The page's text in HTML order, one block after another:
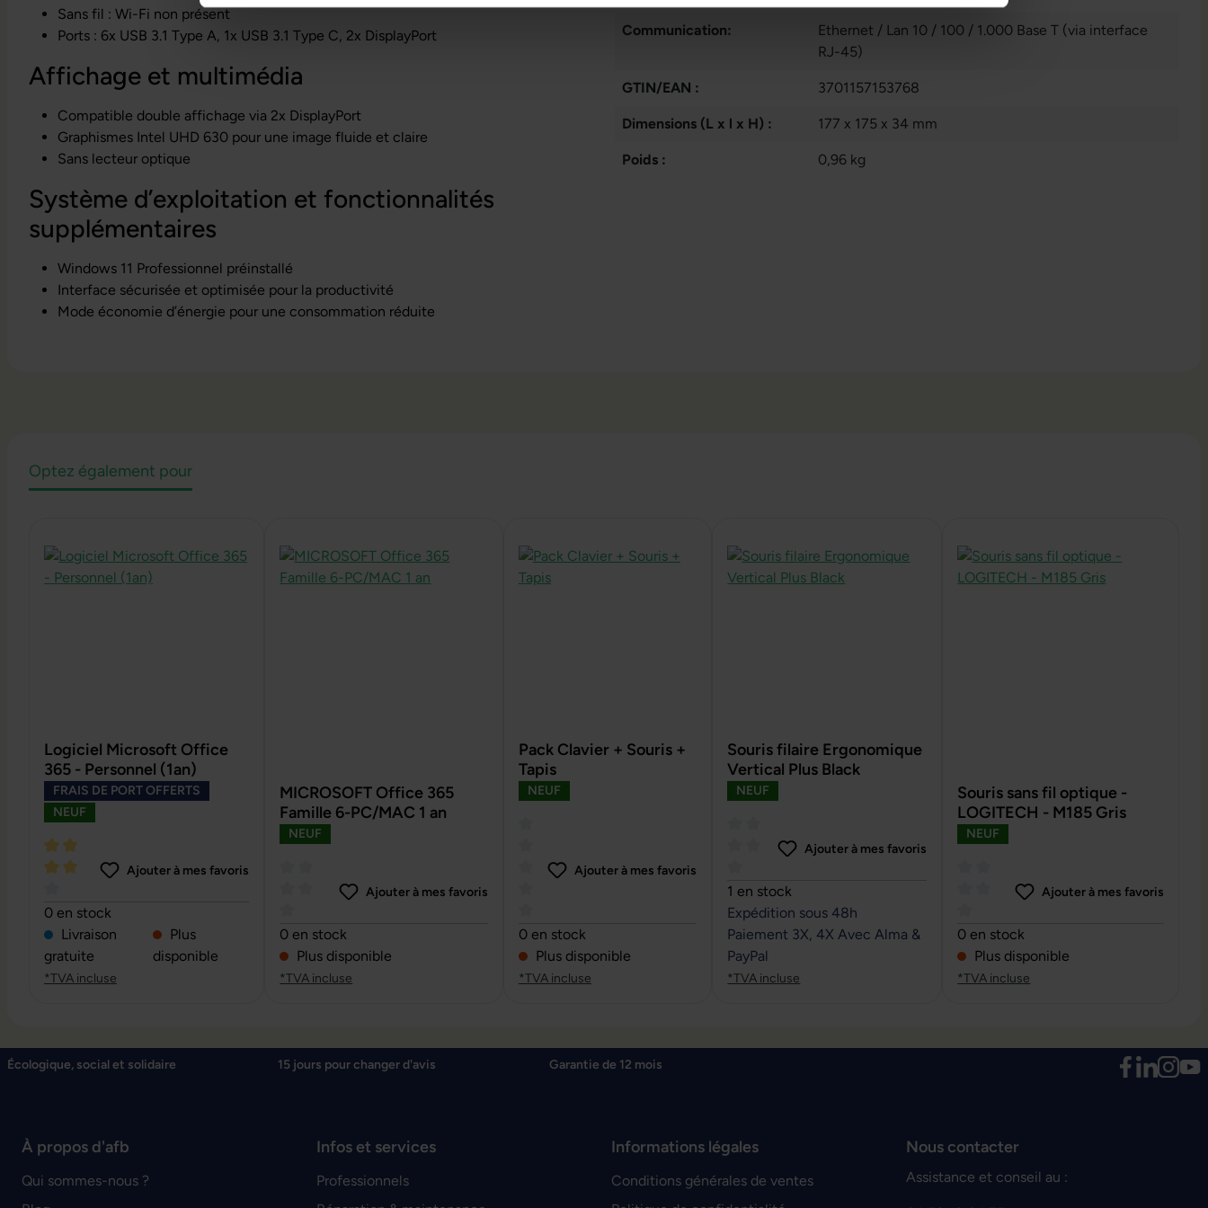
Sans fil : Wi-Fi non présent
Ports : 6x USB 3.1 Type A, 1x USB 3.1 Type C, 2x DisplayPort
Affichage et multimédia
Compatible double affichage via 2x DisplayPort
Graphismes Intel UHD 630 pour une image fluide et claire
Sans lecteur optique
Système d’exploitation et fonctionnalités
supplémentaires
Windows 11 Professionnel préinstallé
Interface sécurisée et optimisée pour la productivité
Mode économie d’énergie pour une consommation réduite
Communication:
Ethernet / Lan 10 / 100 / 1.000 Base T (via interface
RJ-45)
GTIN/EAN : 3701157153768
Dimensions (L x l x H) : 177 x 175 x 34 mm
Poids : 0,96 kg
Optez également pour
Logiciel Microsoft Office
365 - Personnel (1an)
FRAIS DE PORT OFFERTS
NEUF
Note moyenne de 4 sur 5 étoiles
Ajouter à mes favoris
0 en stock
Livraison
gratuite
Plus
disponible
*TVA incluse
MICROSOFT Office 365
Famille 6-PC/MAC 1 an
NEUF
Note moyenne de 0 sur 5 étoiles
Ajouter à mes favoris
0 en stock
Plus disponible
*TVA incluse
Pack Clavier + Souris +
Tapis
NEUF
Note moyenne de 0 sur 5 étoiles
Ajouter à mes favoris
0 en stock
Plus disponible
*TVA incluse
Souris filaire Ergonomique
Vertical Plus Black
NEUF
Note moyenne de 0 sur 5 étoiles
Ajouter à mes favoris
1 en stock
Expédition sous 48h
Paiement 3X, 4X Avec Alma &
PayPal
*TVA incluse
Souris sans fil optique -
LOGITECH - M185 Gris
NEUF
Note moyenne de 0 sur 5 étoiles
Ajouter à mes favoris
0 en stock
Plus disponible
*TVA incluse
Écologique, social et solidaire 15 jours pour changer d'avis Garantie de 12 mois
À propos d'afb
Qui sommes-nous ?
Infos et services
Professionnels
Informations légales
Conditions générales de ventes
Nous contacter
Assistance et conseil au :